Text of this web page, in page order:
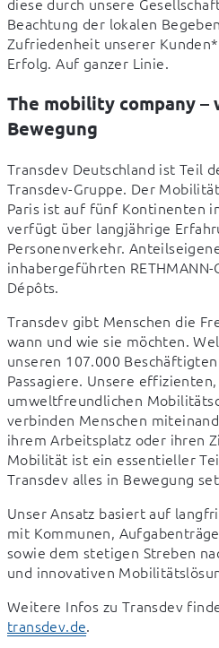
Beachtung der lokalen
Zufriedenheit unserer
Erfolg. Auf ganzer Linie.
The mobility company
Bewegung
Transdev Deutschland ist Teil
Transdev-Gruppe. Der
Paris ist auf fünf Kontinenten
verfügt über langjährige
Personenverkehr.
inhabergeführten
Dépôts.
Transdev gibt Menschen die
wann und wie sie möchten.
unseren 107.000
Passagiere. Unsere
umweltfreundlichen
verbinden Menschen
ihrem Arbeitsplatz oder ihren
Mobilität ist ein essentieller
Transdev alles in Bewegung
Unser Ansatz basiert auf
mit Kommunen,
sowie dem stetigen Streben
und innovativen
transdev.de.